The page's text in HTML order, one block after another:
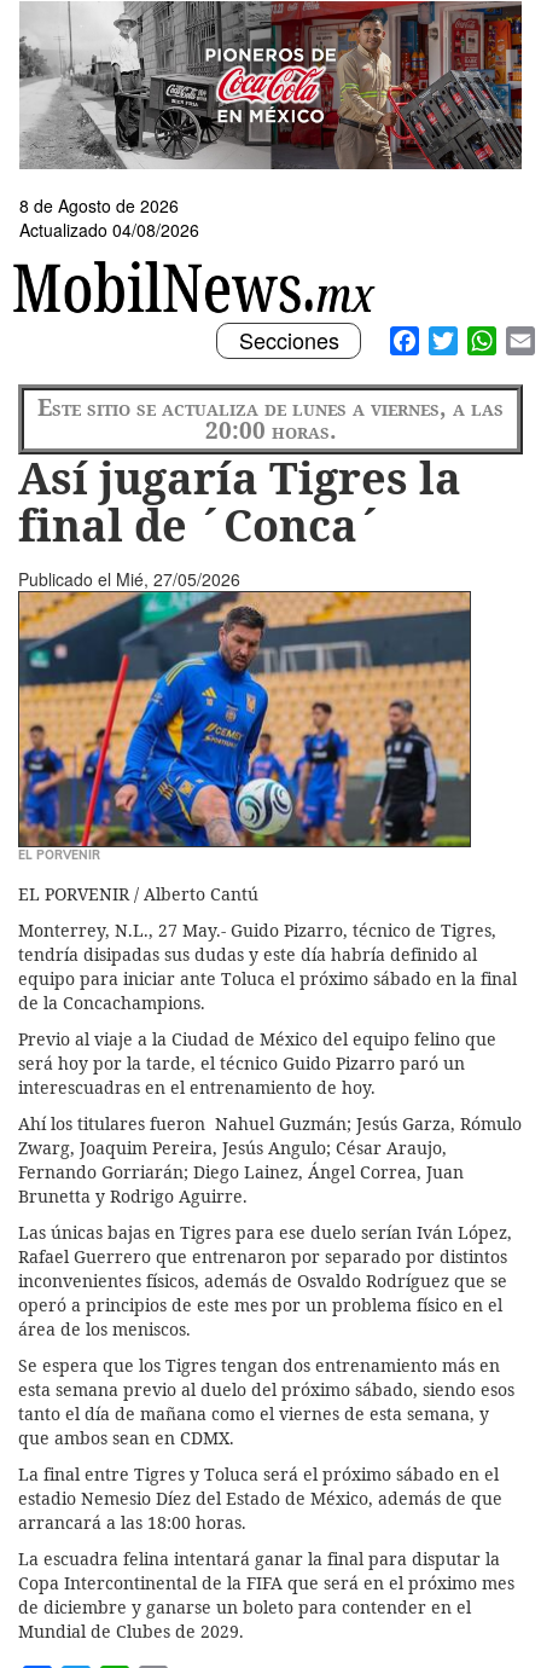
contenido
principal
8 de Agosto de 2026
Actualizado 04/08/2026
Facebook
Twitter
Toggle
navigation
Secciones
Este sitio se actualiza de lunes a viernes, a las
20:00 horas.
Así jugaría Tigres la
final de ´Conca´
Publicado el Mié, 27/05/2026
EL PORVENIR
EL PORVENIR / Alberto Cantú
Monterrey, N.L., 27 May.- Guido Pizarro, técnico de Tigres,
tendría disipadas sus dudas y este día habría definido al
equipo para iniciar ante Toluca el próximo sábado en la final
de la Concachampions.
Previo al viaje a la Ciudad de México del equipo felino que
será hoy por la tarde, el técnico Guido Pizarro paró un
interescuadras en el entrenamiento de hoy.
Ahí los titulares fueron Nahuel Guzmán; Jesús Garza, Rómulo
Zwarg, Joaquim Pereira, Jesús Angulo; César Araujo,
Fernando Gorriarán; Diego Lainez, Ángel Correa, Juan
Brunetta y Rodrigo Aguirre.
Las únicas bajas en Tigres para ese duelo serían Iván López,
Rafael Guerrero que entrenaron por separado por distintos
inconvenientes físicos, además de Osvaldo Rodríguez que se
operó a principios de este mes por un problema físico en el
área de los meniscos.
Se espera que los Tigres tengan dos entrenamiento más en
esta semana previo al duelo del próximo sábado, siendo esos
tanto el día de mañana como el viernes de esta semana, y
que ambos sean en CDMX.
La final entre Tigres y Toluca será el próximo sábado en el
estadio Nemesio Díez del Estado de México, además de que
arrancará a las 18:00 horas.
La escuadra felina intentará ganar la final para disputar la
Copa Intercontinental de la FIFA que será en el próximo mes
de diciembre y ganarse un boleto para contender en el
Mundial de Clubes de 2029.